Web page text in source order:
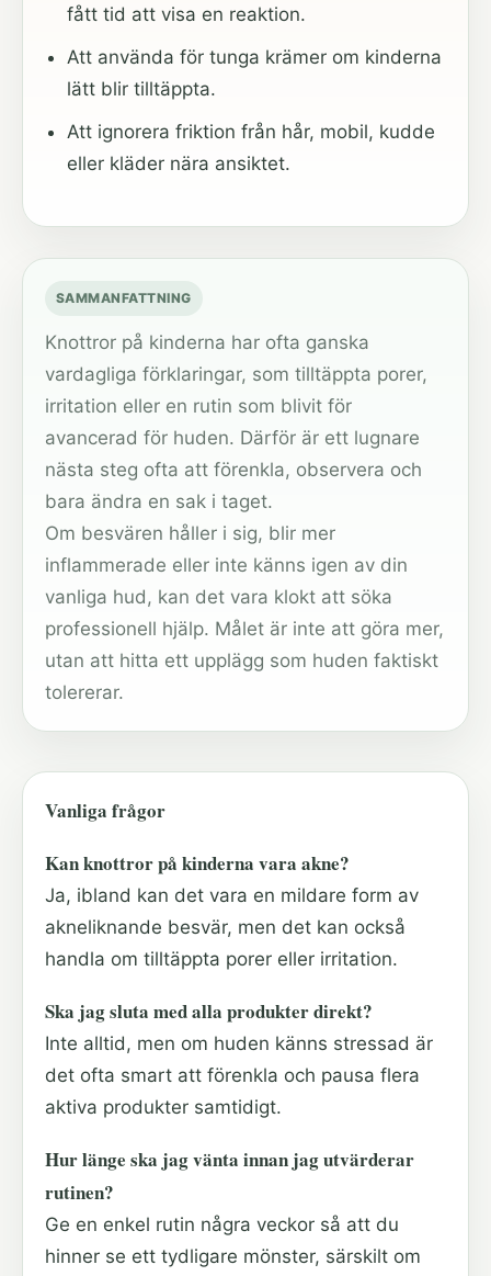
fått tid att visa en reaktion.
Att använda för tunga krämer om kinderna
lätt blir tilltäppta.
Att ignorera friktion från hår, mobil, kudde
eller kläder nära ansiktet.
SAMMANFATTNING
Knottror på kinderna har ofta ganska
vardagliga förklaringar, som tilltäppta porer,
irritation eller en rutin som blivit för
avancerad för huden. Därför är ett lugnare
nästa steg ofta att förenkla, observera och
bara ändra en sak i taget.
Om besvären håller i sig, blir mer
inflammerade eller inte känns igen av din
vanliga hud, kan det vara klokt att söka
professionell hjälp. Målet är inte att göra mer,
utan att hitta ett upplägg som huden faktiskt
tolererar.
Vanliga frågor
Kan knottror på kinderna vara akne?
Ja, ibland kan det vara en mildare form av
akneliknande besvär, men det kan också
handla om tilltäppta porer eller irritation.
Ska jag sluta med alla produkter direkt?
Inte alltid, men om huden känns stressad är
det ofta smart att förenkla och pausa flera
aktiva produkter samtidigt.
Hur länge ska jag vänta innan jag utvärderar
rutinen?
Ge en enkel rutin några veckor så att du
hinner se ett tydligare mönster, särskilt om